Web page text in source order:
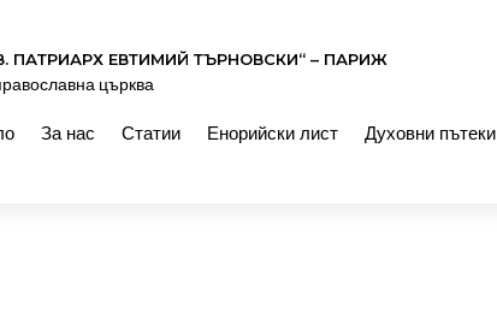
ПАТРИАРХ ЕВТИМИЙ ТЪРНОВСКИ“ – ПАРИЖ
църква
За нас Статии Енорийски лист Духовни пътеки